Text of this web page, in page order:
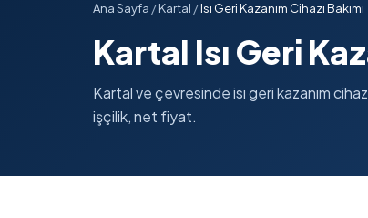
Ana Sayfa /Kartal /Isı Geri Kazanım Cihazı Bakımı
Kartal Isı Geri
Kartal ve çevresinde isı geri kazanım
işçilik, net fiyat.